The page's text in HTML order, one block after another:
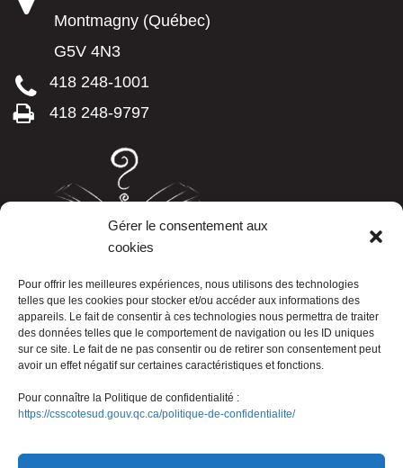
Gérer le consentement aux
cookies
Pour offrir les meilleures expériences, nous utilisons des technologies
telles que les cookies pour stocker et/ou accéder aux informations des
appareils. Le fait de consentir à ces technologies nous permettra de traiter
des données telles que le comportement de navigation ou les ID uniques
sur ce site. Le fait de ne pas consentir ou de retirer son consentement peut
avoir un effet négatif sur certaines caractéristiques et fonctions.
Pour connaître la Politique de confidentialité :
https://csscotesud.gouv.qc.ca/politique-de-confidentialite/
Montmagny (Québec)
G5V 4N3
418 248-1001
418 248-9797
LISTE TÉLÉPHONIQUE
Nous joindre